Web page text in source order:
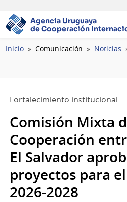
Agencia Uruguaya
de Cooperación
Ruta
Inicio Comunicación Noticias
Fortalecimiento institucional
Comisión Mixta
Cooperación
El Salvador
proyectos para
2026-2028